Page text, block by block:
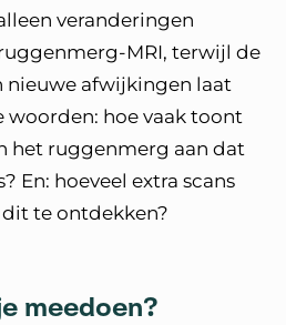
veranderingen
MRI, terwijl de
nieuwe afwijkingen laat
woorden: hoe vaak toont
het ruggenmerg aan dat
En: hoeveel extra scans
te ontdekken?
meedoen?